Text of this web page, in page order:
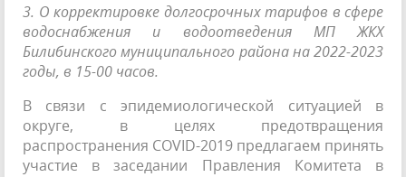
3. О корректировке долгосрочных тарифов в сфере
водоснабжения и водоотведения МП ЖКХ
Билибинского муниципального района на 2022-2023
годы, в 15-00 часов.
В связи с эпидемиологической ситуацией в
округе, в целях предотвращения
распространения COVID-2019 предлагаем принять
участие в заседании Правления Комитета в